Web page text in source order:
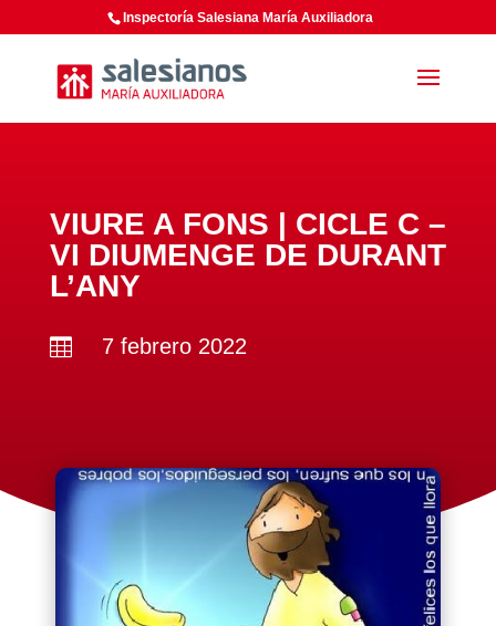
Inspectoría Salesiana María Auxiliadora
VIURE A FONS | CICLE C –
VI DIUMENGE DE DURANT
L’ANY
 7 febrero 2022